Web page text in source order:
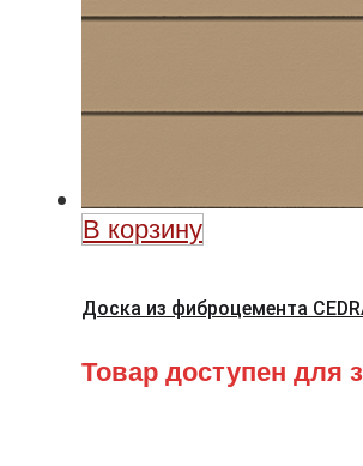
В корзину
Доска из фиброцемента
Товар доступен для